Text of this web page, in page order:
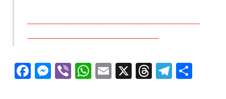
Facebook
Messenger
ViberWhatsApp
Email
X Threads